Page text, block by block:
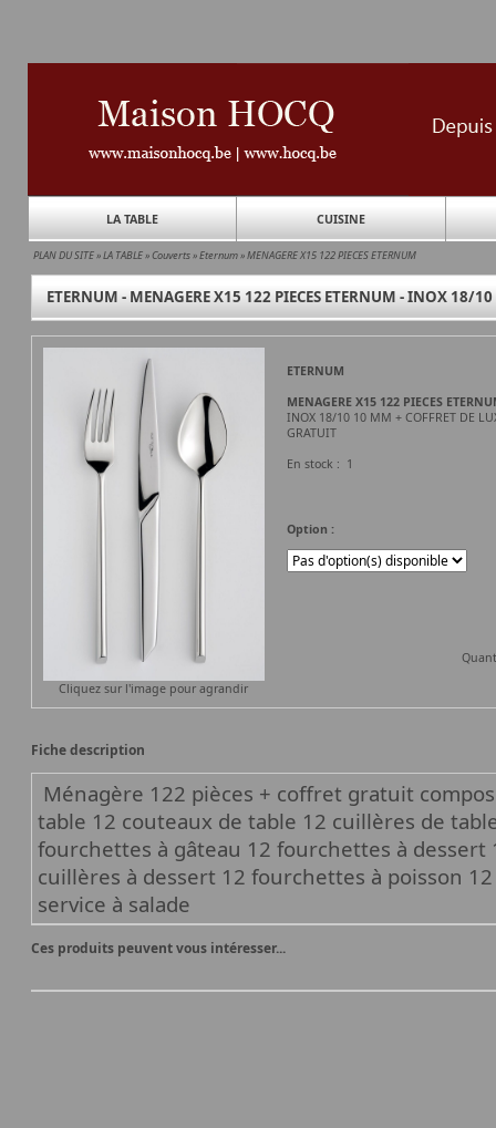
LA TABLE CUISINE
PLAN DU SITE»LA TABLE»Couverts»Eternum»MENAGERE X15 122 PIECES ETERNUM
ETERNUM - MENAGERE X15 122 PIECES ETERNUM - INOX 18/
Cliquez sur l'image pour agrandir
ETERNUM
MENAGERE X15 122 PIECES
INOX 18/10 10 MM + COFFRET DE
GRATUIT
En stock : 1
Option :
Fiche description
Ménagère 122 pièces + coffret gratuit
table 12 couteaux de table 12 cuillères de
fourchettes à gâteau 12 fourchettes à dessert
cuillères à dessert 12 fourchettes à poisson
service à salade
Ces produits peuvent vous intéresser...